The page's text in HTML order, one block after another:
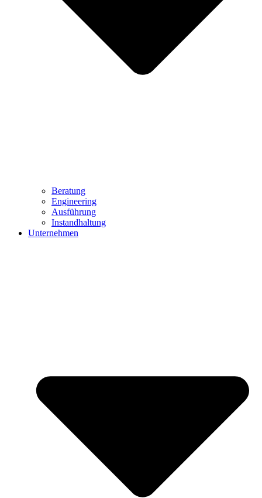
Beratung
Engineering
Ausführung
Instandhaltung
Unternehmen